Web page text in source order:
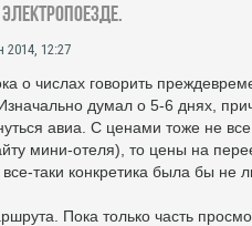
2014, 12:27
о числах говорить
думал о 5-6 днях,
авиа. С ценами тоже не
мини-отеля), то цены на
таки конкретика была бы не
Пока только часть